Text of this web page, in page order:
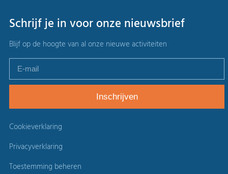
Schrijf je in voor onze nieuwsbrief
Blijf op de hoogte van al onze nieuwe activiteiten
Cookieverklaring
Privacyverklaring
Toestemming beheren